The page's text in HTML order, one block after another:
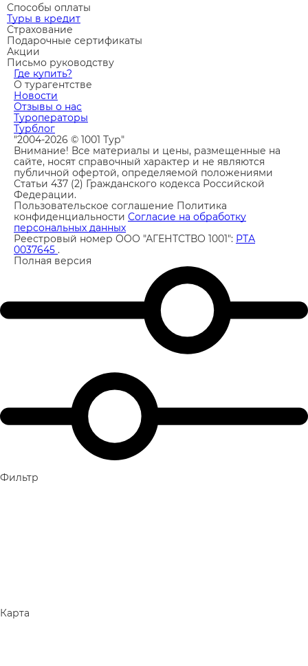
Способы оплаты
Туры в кредит
Страхование
Подарочные сертификаты
Акции
Письмо руководству
Где купить?
О турагентстве
Новости
Отзывы о нас
Туроператоры
Турблог
"2004-2026 © 1001 Тур"
Внимание! Все материалы и цены, размещенные на
сайте, носят справочный характер и не являются
публичной офертой, определяемой положениями
Статьи 437 (2) Гражданского кодекса Российской
Федерации.
Пользовательское соглашение Политика
конфиденциальности Согласие на обработку
персональных данных
Реестровый номер ООО "АГЕНТСТВО 1001": РТА
0037645 .
Полная версия
Фильтр
Карта